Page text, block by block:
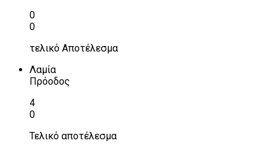
0
0
τελικό Αποτέλεσμα
Λαμία
Πρόοδος
4
0
Τελικό αποτέλεσμα